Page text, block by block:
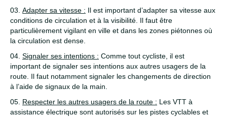
Adapter sa vitesse : Il est important d’adapter sa vitesse aux
conditions de circulation et à la visibilité. Il faut être
particulièrement vigilant en ville et dans les zones piétonnes où
la circulation est dense.
Signaler ses intentions : Comme tout cycliste, il est
important de signaler ses intentions aux autres usagers de la
route. Il faut notamment signaler les changements de direction
à l’aide de signaux de la main.
Respecter les autres usagers de la route : Les VTT à
assistance électrique sont autorisés sur les pistes cyclables et